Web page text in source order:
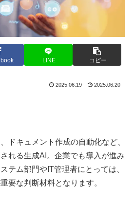
LINE コピー
2025.06.19 2025.06.20
ドキュメント作成の自動化など、
れる生成AI。企業でも導入が進み
テム部門やIT管理者にとっては、
要な判断材料となります。